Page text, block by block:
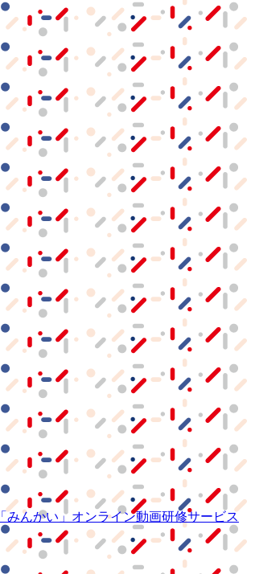
「みんかい」 オンライン動画研修サービス